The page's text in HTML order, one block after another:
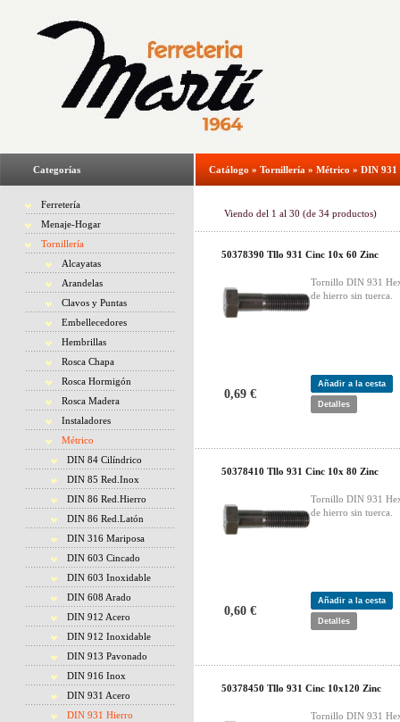
Categorías
Ferretería
Menaje-Hogar
Tornillería
Alcayatas
Arandelas
Clavos y Puntas
Embellecedores
Hembrillas
Rosca Chapa
Rosca Hormigón
Rosca Madera
Instaladores
Métrico
DIN 84 Cilíndrico
DIN 85 Red.Inox
DIN 86 Red.Hierro
DIN 86 Red.Latón
DIN 316 Mariposa
DIN 603 Cincado
DIN 603 Inoxidable
DIN 608 Arado
DIN 912 Acero
DIN 912 Inoxidable
DIN 913 Pavonado
DIN 916 Inox
DIN 931 Acero
DIN 931 Hierro
Catálogo » Tornillería » Métrico » DIN
Viendo del 1 al 30 (de 34 productos)
50378390 Tllo 931 Cinc 10x 60 Zinc
Tornillo DIN 931
de hierro sin tuerca.
0,69 €
Añadir a la cesta
Detalles
50378410 Tllo 931 Cinc 10x 80 Zinc
Tornillo DIN 931
de hierro sin tuerca.
0,60 €
Añadir a la cesta
Detalles
50378450 Tllo 931 Cinc 10x120 Zinc
Tornillo DIN 931